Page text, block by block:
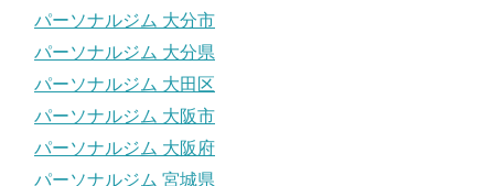
パーソナルジム 大分市
パーソナルジム 大分県
パーソナルジム 大田区
パーソナルジム 大阪市
パーソナルジム 大阪府
パーソナルジム 宮城県